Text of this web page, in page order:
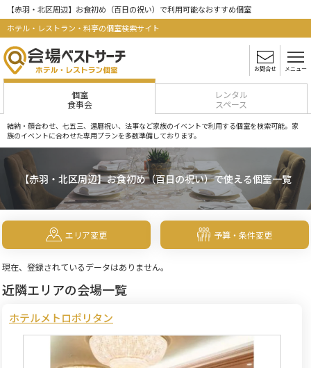
【赤羽・北区周辺】お食初め（百日の祝い）で利用可能なおすすめ個室
ホテル・レストラン・料亭の個室検索サイト
お問合せ メニュー
個室
食事会
レンタル
スペース
結納・顔合わせ、七五三、還暦祝い、法事など家族のイベントで利用する個室を検索可能。家
族のイベントに合わせた専用プランを多数準備しております。
【赤羽・北区周辺】お食初め（百日の祝い）で使える個室一覧
エリア変更 予算・条件変更
現在、登録されているデータはありません。
近隣エリアの会場一覧
ホテルメトロポリタン